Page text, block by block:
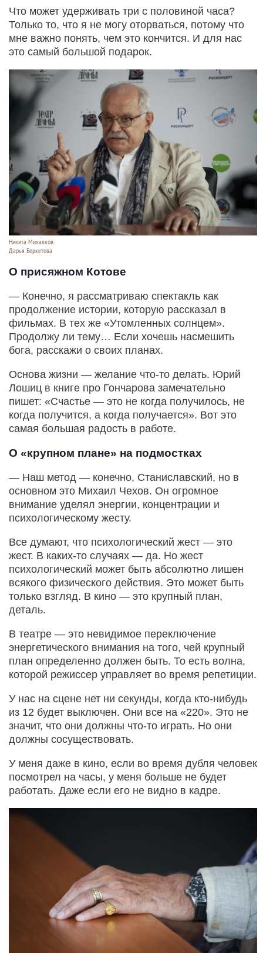
Что может удерживать три с половиной часа?
Только то, что я не могу оторваться, потому что
мне важно понять, чем это кончится. И для нас
это самый большой подарок.
Никита Михалков.
Дарья Беркетова
О присяжном Котове
— Конечно, я рассматриваю спектакль как
продолжение истории, которую рассказал в
фильмах. В тех же «Утомленных солнцем».
Продолжу ли тему… Если хочешь насмешить
бога, расскажи о своих планах.
Основа жизни — желание что-то делать. Юрий
Лошиц в книге про Гончарова замечательно
пишет: «Счастье — это не когда получилось, не
когда получится, а когда получается». Вот это
самая большая радость в работе.
О «крупном плане» на подмостках
— Наш метод — конечно, Станиславский, но в
основном это Михаил Чехов. Он огромное
внимание уделял энергии, концентрации и
психологическому жесту.
Все думают, что психологический жест — это
жест. В каких-то случаях — да. Но жест
психологический может быть абсолютно лишен
всякого физического действия. Это может быть
только взгляд. В кино — это крупный план,
деталь.
В театре — это невидимое переключение
энергетического внимания на того, чей крупный
план определенно должен быть. То есть волна,
которой режиссер управляет во время репетиции.
У нас на сцене нет ни секунды, когда кто-нибудь
из 12 будет выключен. Они все на «220». Это не
значит, что они должны что-то играть. Но они
должны сосуществовать.
У меня даже в кино, если во время дубля человек
посмотрел на часы, у меня больше не будет
работать. Даже если его не видно в кадре.